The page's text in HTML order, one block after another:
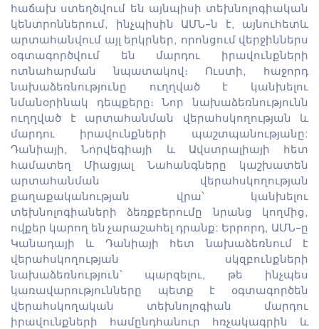
հաճախ ստեղծվում են այնպիսի տեխնոլոգիական
կենտրոններում, ինչպիսին ԱՄՆ-ն է, այնուհետև
արտահանվում այլ երկրներ, որոնցում վերջիններս
օգտագործվում են մարդու իրավունքների
ոտնահարման նպատակով։ Ուստի, հաջորդ
նախաձեռնությունը ուղղված է կանխելու
նմանօրինակ դեպքերը։ Նոր նախաձեռնությունն
ուղղված է արտահանման վերահսկողության և
մարդու իրավունքների պաշտպանությանը:
Դանիայի, Նորվեգիայի և Ավստրալիայի հետ
համատեղ Միացյալ Նահանգները կաշխատեն
արտահանման վերահսկողության
քաղաքականության վրա՝ կանխելու
տեխնոլոգիաների ձեռքբերումը նրանց կողմից,
ովքեր կարող են չարաշահել դրանք: Երրորդ, ԱՄՆ-ը
Կանադայի և Դանիայի հետ նախաձեռնում է
վերահսկողության սկզբունքների
նախաձեռնություն՝ պարզելու, թե ինչպես
կառավարությունները պետք է օգտագործեն
վերահսկողական տեխնոլոգիան մարդու
իրավունքների համընդհանուր հռչակագրին և